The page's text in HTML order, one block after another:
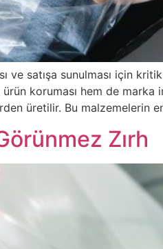
ve satışa sunulması için
koruması hem de marka
üretilir. Bu malzemelerin
Zırh